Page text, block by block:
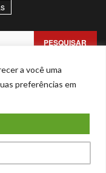
a você uma
preferências em
Contato
- CNPJ –
by AF themes.